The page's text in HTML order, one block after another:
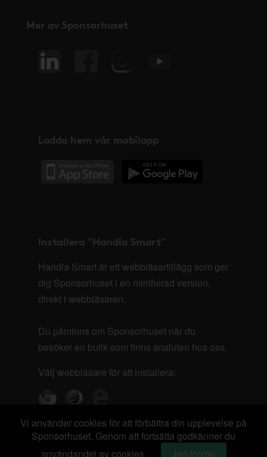
Mer av Sponsorhuset
Ladda hem vår mobilapp
Installera "Handla Smart"
Handla Smart är ett webbläsartillägg som ger
dig Sponsorhuset i en minifierad version,
direkt i webbläsaren.
Du påminns om Sponsorhuset när du
besöker en butik som finns ansluten hos oss.
Välj webbläsare för att installera:
Vi använder cookies för att förbättra din upplevelse på
Sponsorhuset. Genom att fortsätta godkänner du
användandet av cookies.
Jag förstår